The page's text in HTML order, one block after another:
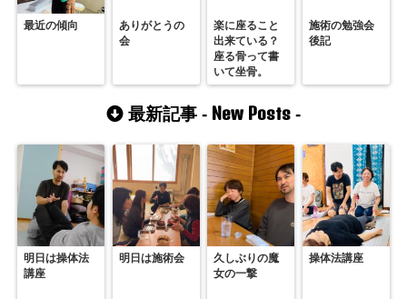
最近の傾向
ありがとうの
会
楽に座ること
出来ている？
座る骨って書
いて坐骨。
施術の勉強会
後記
最新記事 - New Posts -
明日は操体法
講座
明日は施術会
久しぶりの魔
女の一撃
操体法講座